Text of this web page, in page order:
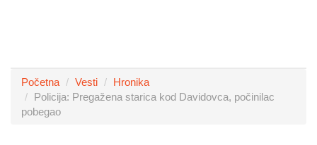
Početna Vesti
Hronika
Policija: Pregažena starica kod Davidovca, počinilac
pobegao